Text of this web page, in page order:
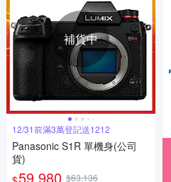
補貨中
12/31前滿3萬登記送1212
Panasonic S1R 單機身(公司
貨)
59,980 $63,136